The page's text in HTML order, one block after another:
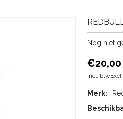
Nog niet
€20,00
Incl. btwExcl.
Merk: